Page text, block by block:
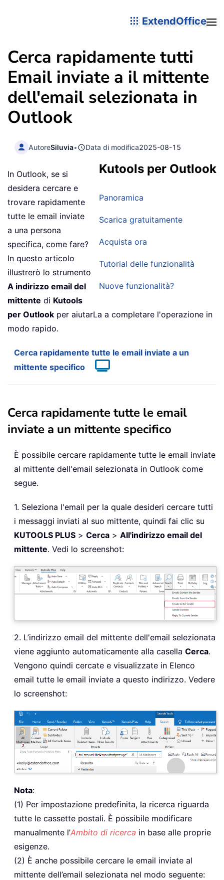
ExtendOffice
Cerca rapidamente tutti
Email inviate a il mittente
dell'email selezionata in
Outlook
AutoreSiluvia• Data di modifica2025-08-15
Kutools per Outlook
Panoramica
Scarica gratuitamente
Acquista ora
Tutorial delle funzionalità
Nuove funzionalità?
In Outlook, se si
desidera cercare e
trovare rapidamente
tutte le email inviate
a una persona
specifica, come fare?
In questo articolo
illustrerò lo strumento
A indirizzo email del
mittente di Kutools
per Outlook per aiutarLa a completare l'operazione in
modo rapido.
Cerca rapidamente tutte le email inviate a un
mittente specifico
Cerca rapidamente tutte le email
inviate a un mittente specifico
È possibile cercare rapidamente tutte le email inviate
al mittente dell'email selezionata in Outlook come
segue.
1. Seleziona l'email per la quale desideri cercare tutti
i messaggi inviati al suo mittente, quindi fai clic su
KUTOOLS PLUS > Cerca > All'indirizzo email del
mittente. Vedi lo screenshot:
2. L’indirizzo email del mittente dell'email selezionata
viene aggiunto automaticamente alla casella Cerca.
Vengono quindi cercate e visualizzate in Elenco
email tutte le email inviate a questo indirizzo. Vedere
lo screenshot:
Nota:
(1) Per impostazione predefinita, la ricerca riguarda
tutte le cassette postali. È possibile modificare
manualmente l’Ambito di ricerca in base alle proprie
esigenze.
(2) È anche possibile cercare le email inviate al
mittente dell’email selezionata nel modo seguente: